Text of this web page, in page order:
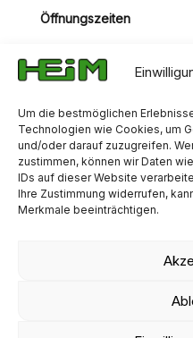
Um die bestmöglichen
Technologien wie Cookies, um
und/oder darauf zuzugreifen.
zustimmen, können wir Daten
IDs auf dieser Website
Ihre Zustimmung widerrufen,
Merkmale beeinträchtigen.
Öffnungszeiten
Fr: 07:00 Uhr - 13:00 Uhr